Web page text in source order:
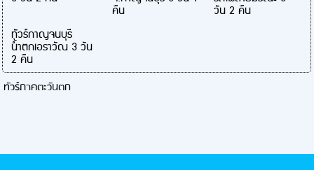
คืน
วัน 2 คืน
ทัวร์กาญจนบุรี
น้ำตกเอราวัณ 3 วัน
2 คืน
ทัวร์ภาคตะวันตก